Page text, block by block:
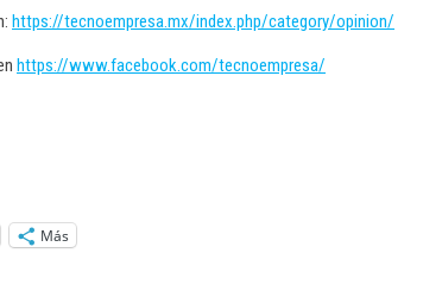
https://tecnoempresa.mx/index.php/category/opinion/
https://www.facebook.com/tecnoempresa/
Más